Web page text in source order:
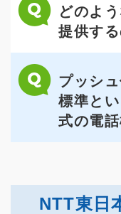
どのよ
提供す
プッシ
標準と
式の電
NTT東日